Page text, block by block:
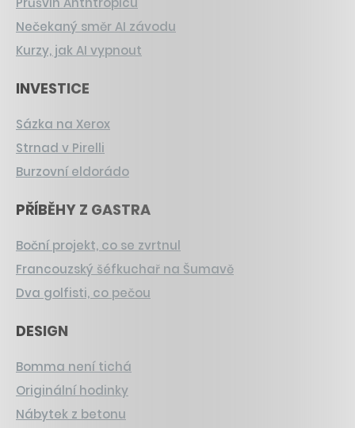
Nečekaný směr AI závodu
Kurzy, jak AI vypnout
INVESTICE
Sázka na Xerox
Strnad v Pirelli
Burzovní eldorádo
PŘÍBĚHY Z GASTRA
Boční projekt, co se zvrtnul
Francouzský šéfkuchař na Šumavě
Dva golfisti, co pečou
DESIGN
Bomma není tichá
Originální hodinky
Nábytek z betonu